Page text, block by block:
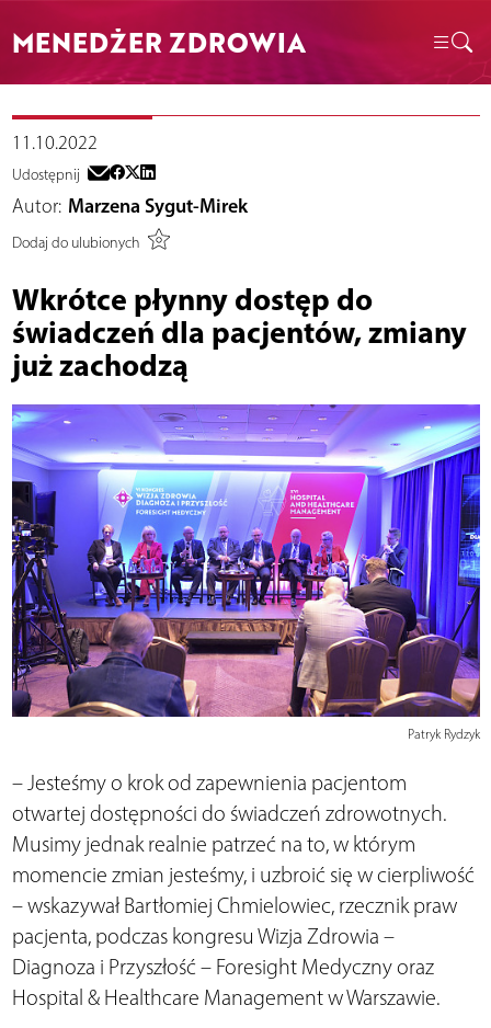
MENEDŻER ZDROWIA
11.10.2022
Udostępnij
Autor: Marzena Sygut-Mirek
Dodaj do ulubionych
Wkrótce płynny dostęp do
świadczeń dla pacjentów, zmiany
już zachodzą
Patryk Rydzyk
– Jesteśmy o krok od zapewnienia pacjentom
otwartej dostępności do świadczeń zdrowotnych.
Musimy jednak realnie patrzeć na to, w którym
momencie zmian jesteśmy, i uzbroić się w cierpliwość
– wskazywał Bartłomiej Chmielowiec, rzecznik praw
pacjenta, podczas kongresu Wizja Zdrowia –
Diagnoza i Przyszłość – Foresight Medyczny oraz
Hospital & Healthcare Management w Warszawie.